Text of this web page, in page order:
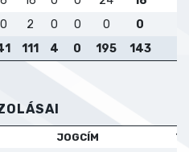
0 2 0 0 0
0
111 4 0 195 143
JOGCÍM